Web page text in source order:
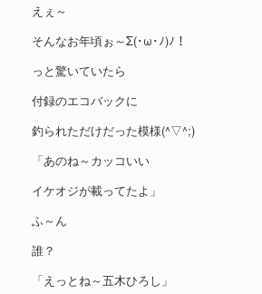
えぇ～
そんなお年頃ぉ～Σ(･ω･ﾉ)ﾉ！
っと驚いていたら
付録のエコバックに
釣られただけだった模様(^▽^;)
「あのね～カッコいい
イケオジが載ってたよ」
ふ～ん
誰？
「えっとね～五木ひろし」